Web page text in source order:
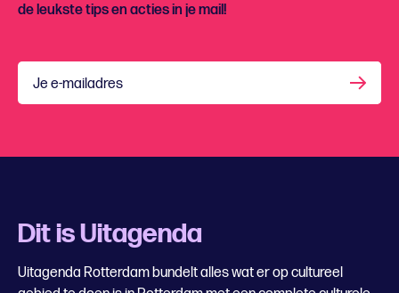
de leukste tips en acties in je mail!
Je e-mailadres
Dit is Uitagenda
Uitagenda Rotterdam bundelt alles wat er op cultureel